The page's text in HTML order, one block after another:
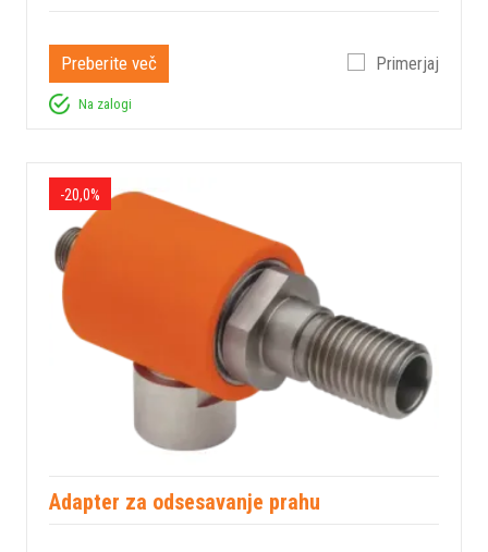
Preberite več Primerjaj
Na zalogi
-20,0%
Adapter za odsesavanje prahu